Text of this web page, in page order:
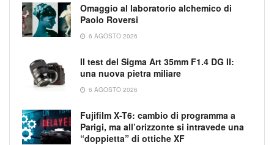
Omaggio al laboratorio alchemico di
Paolo Roversi
6 AGOSTO 2026
Il test del Sigma Art 35mm F1.4 DG II:
una nuova pietra miliare
6 AGOSTO 2026
Fujifilm X-T6: cambio di programma a
Parigi, ma all’orizzonte si intravede una
“doppietta” di ottiche XF